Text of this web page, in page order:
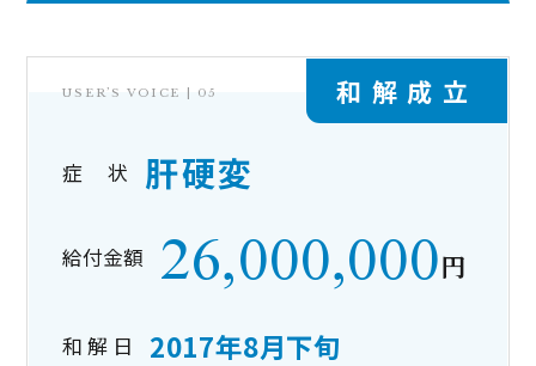
和解成立
USER’S VOICE | 05
症 状 肝硬変
給付金額 26,000,000円
和 解 日 2017年8月下旬